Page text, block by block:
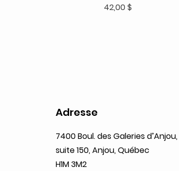
Prix
42,00 $
Adresse
7400 Boul. des Galeries d’Anjou,
suite 150, Anjou, Québec
H1M 3M2